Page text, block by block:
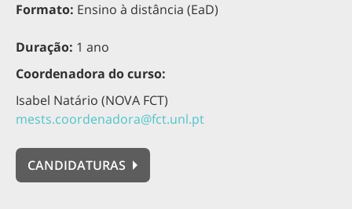
Formato: Ensino à distância (EaD)
Duração: 1 ano
Coordenadora do curso:
Isabel Natário (NOVA FCT)
mests.coordenadora@fct.unl.pt
CANDIDATURAS